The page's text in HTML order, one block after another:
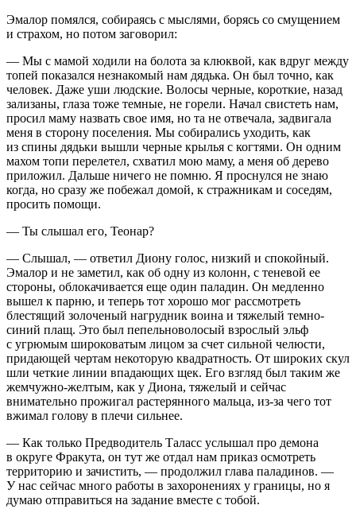
Эмалор помялся, собираясь с мыслями, борясь со смущением
и страхом, но потом заговорил:
— Мы с мамой ходили на болота за клюквой, как вдруг между
топей показался незнакомый нам дядька. Он был точно, как
человек. Даже уши людские. Волосы черные, короткие, назад
зализаны, глаза тоже темные, не горели. Начал свистеть нам,
просил маму назвать свое имя, но та не отвечала, задвигала
меня в сторону поселения. Мы собирались уходить, как
из спины дядьки вышли черные крылья с когтями. Он одним
махом топи перелетел, схватил мою маму, а меня об дерево
приложил. Дальше ничего не помню. Я проснулся не знаю
когда, но сразу же побежал домой, к стражникам и соседям,
просить помощи.
— Ты слышал его, Теонар?
— Слышал, — ответил Диону голос, низкий и спокойный.
Эмалор и не заметил, как об одну из колонн, с теневой ее
стороны, облокачивается еще один паладин. Он медленно
вышел к парню, и теперь тот хорошо мог рассмотреть
блестящий золоченый нагрудник воина и тяжелый темно-
синий плащ. Это был пепельноволосый взрослый эльф
с угрюмым широковатым лицом за счет сильной челюсти,
придающей чертам некоторую квадратность. От широких скул
шли четкие линии впадающих щек. Его взгляд был таким же
жемчужно-желтым, как у Диона, тяжелый и сейчас
внимательно прожигал растерянного мальца, из-за чего тот
вжимал голову в плечи сильнее.
— Как только Предводитель Таласс услышал про демона
в округе Фракута, он тут же отдал нам приказ осмотреть
территорию и зачистить, — продолжил глава паладинов. —
У нас сейчас много работы в захоронениях у границы, но я
думаю отправиться на задание вместе с тобой.